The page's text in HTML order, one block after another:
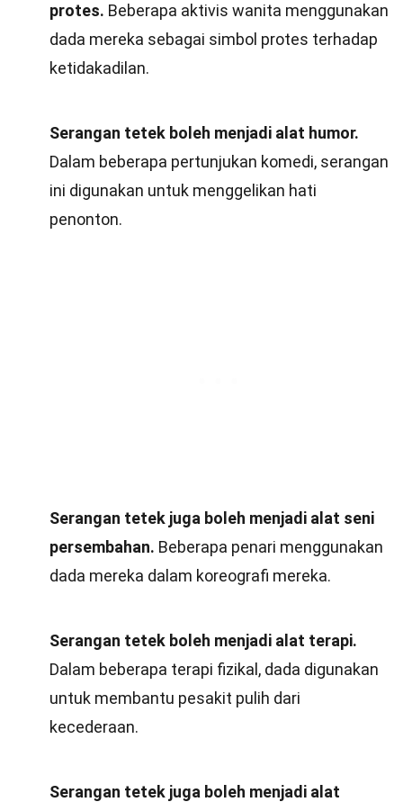
protes. Beberapa aktivis wanita menggunakan
dada mereka sebagai simbol protes terhadap
ketidakadilan.
Serangan tetek boleh menjadi alat humor.
Dalam beberapa pertunjukan komedi, serangan
ini digunakan untuk menggelikan hati
penonton.
Serangan tetek juga boleh menjadi alat seni
persembahan. Beberapa penari menggunakan
dada mereka dalam koreografi mereka.
Serangan tetek boleh menjadi alat terapi.
Dalam beberapa terapi fizikal, dada digunakan
untuk membantu pesakit pulih dari
kecederaan.
Serangan tetek juga boleh menjadi alat